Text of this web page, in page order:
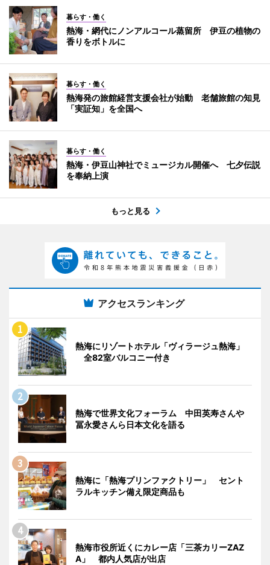
暮らす・働く
熱海・網代にノンアルコール蒸留所 伊豆の植物の
香りをボトルに
暮らす・働く
熱海発の旅館経営支援会社が始動 老舗旅館の知見
「実証知」を全国へ
暮らす・働く
熱海・伊豆山神社でミュージカル開催へ 七夕伝説
を奉納上演
もっと見る
アクセスランキング
熱海にリゾートホテル「ヴィラージュ熱海」
全82室バルコニー付き
熱海で世界文化フォーラム 中田英寿さんや
冨永愛さんら日本文化を語る
熱海に「熱海プリンファクトリー」 セント
ラルキッチン備え限定商品も
熱海市役所近くにカレー店「三茶カリーZAZ
A」 都内人気店が出店